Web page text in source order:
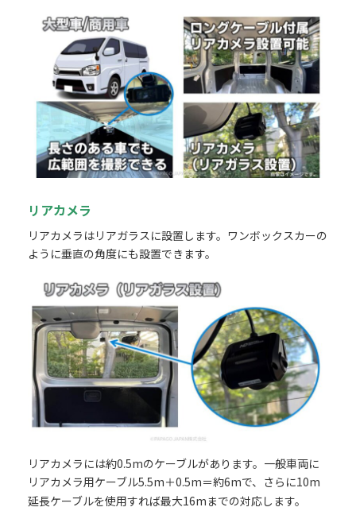
リアカメラ
リアカメラはリアガラスに設置します。ワンボックスカーの
ように垂直の角度にも設置できます。
リアカメラには約0.5mのケーブルがあります。一般車両に
リアカメラ用ケーブル5.5m＋0.5m＝約6mで、さらに10m
延長ケーブルを使用すれば最大16mまでの対応します。